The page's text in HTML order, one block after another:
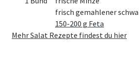
frisch gemahlener
150-200 g Feta
Mehr Salat Rezepte findest du hier